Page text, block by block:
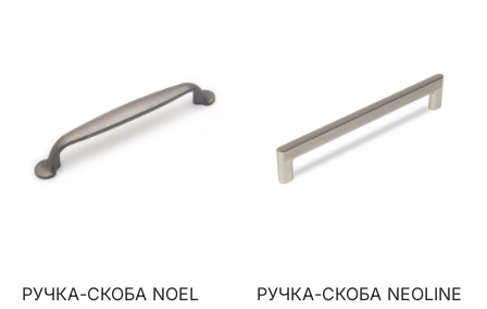
РУЧКА-СКОБА NOEL
РУЧКА-СКОБА NEOLINE